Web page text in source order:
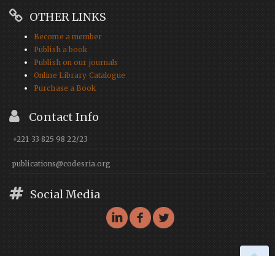
OTHER LINKS
Become a member
Publish a book
Publish on our journals
Online Library Catalogue
Purchase a Book
Contact Info
+221 33 825 98 22/23
publications@codesria.org
Social Media